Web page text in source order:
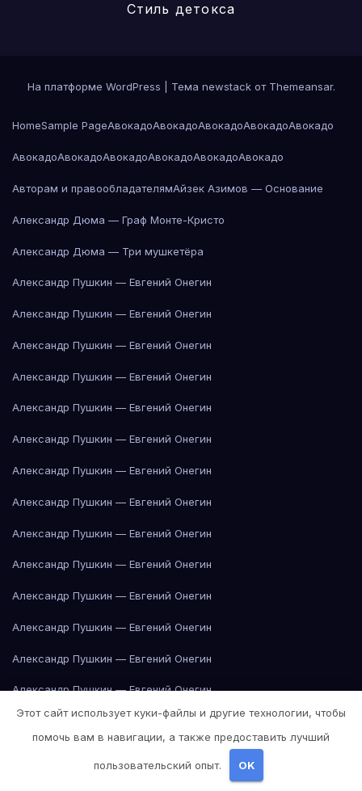
Стиль детокса
На платформе WordPress Тема newstack от Themeansar.
HomeSample PageАвокадоАвокадоАвокадоАвокадоАвокадо
АвокадоАвокадоАвокадоАвокадоАвокадоАвокадо
Авторам и правообладателямАйзек Азимов — Основание
Александр Дюма — Граф Монте-Кристо
Александр Дюма — Три мушкетёра
Александр Пушкин — Евгений Онегин
Александр Пушкин — Евгений Онегин
Александр Пушкин — Евгений Онегин
Александр Пушкин — Евгений Онегин
Александр Пушкин — Евгений Онегин
Александр Пушкин — Евгений Онегин
Александр Пушкин — Евгений Онегин
Александр Пушкин — Евгений Онегин
Александр Пушкин — Евгений Онегин
Александр Пушкин — Евгений Онегин
Александр Пушкин — Евгений Онегин
Александр Пушкин — Евгений Онегин
Александр Пушкин — Евгений Онегин
Александр Пушкин — Евгений Онегин
Александр Пушкин — Евгений Онегин
Этот сайт использует куки-файлы и другие технологии, чтобы
помочь вам в навигации, а также предоставить лучший
пользовательский опыт. OK